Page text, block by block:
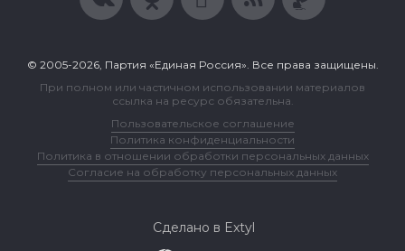
© 2005-2026, Партия «Единая Россия». Все права защищены.
При полном или частичном использовании материалов
ссылка на ресурс обязательна.
Пользовательское соглашение
Политика конфиденциальности
Политика в отношении обработки персональных данных
Согласие на обработку персональных данных
Сделано в Extyl